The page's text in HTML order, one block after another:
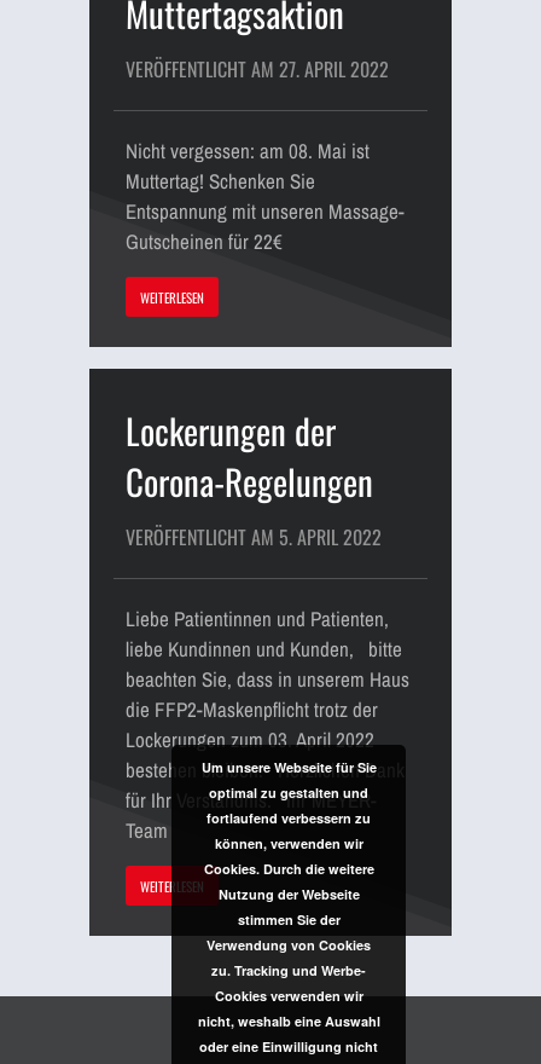
Muttertagsaktion
VERÖFFENTLICHT AM 27. APRIL 2022
Nicht vergessen: am 08. Mai ist
Muttertag! Schenken Sie
Entspannung mit unseren Massage-
Gutscheinen für 22€
WEITERLESEN
Lockerungen der
Corona-Regelungen
VERÖFFENTLICHT AM 5. APRIL 2022
Liebe Patientinnen und Patienten,
liebe Kundinnen und Kunden, bitte
beachten Sie, dass in unserem Haus
die FFP2-Maskenpflicht trotz der
Lockerungen zum 03. April 2022
bestehen bleiben. Herzlichen Dank
für Ihr Verständnis. Ihr MEYER-
Team
WEITERLESEN
Um unsere Webseite für Sie
optimal zu gestalten und
fortlaufend verbessern zu
können, verwenden wir
Cookies. Durch die weitere
Nutzung der Webseite
stimmen Sie der
Verwendung von Cookies
zu. Tracking und Werbe-
Cookies verwenden wir
nicht, weshalb eine Auswahl
oder eine Einwilligung nicht